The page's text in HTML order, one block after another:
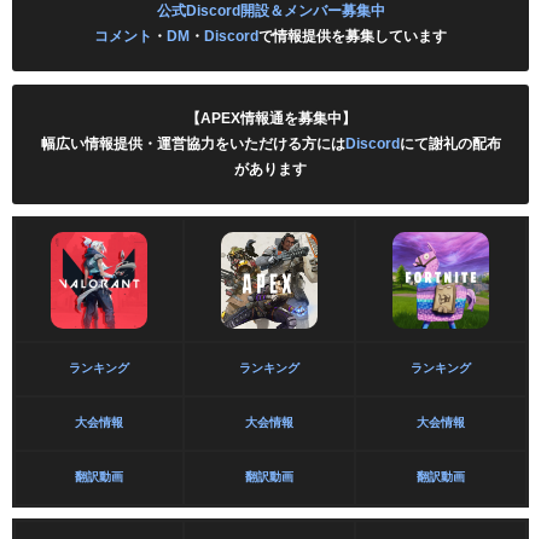
公式Discord開設＆メンバー募集中
コメント ・ DM ・ Discordで情報提供を募集しています
【APEX情報通を募集中】
幅広い情報提供・運営協力をいただける方にはDiscordにて謝礼の配布
があります
ランキング ランキング ランキング
大会情報 大会情報 大会情報
翻訳動画 翻訳動画 翻訳動画